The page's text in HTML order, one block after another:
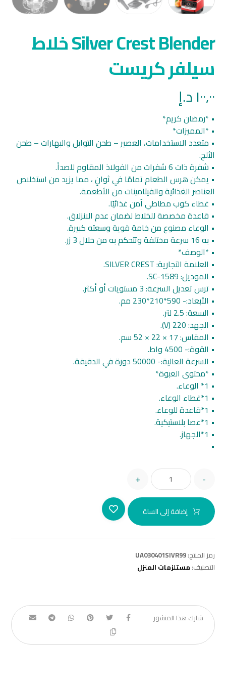
Silver Crest Blender خلاط
سيلفر كريست
١٠٠,٠٠د.إ
• *رمضان كريم*
• *المميزات*
• متعدد الاستخدامات، العصير – طحن التوابل والبهارات – طحن
الثلج.
• شفرة ذات 6 شفرات من الفولاذ المقاوم للصدأ.
• يمكن هرس الطعام تمامًا في ثوانٍ ، مما يزيد من استخلاص
العناصر الغذائية والفيتامينات من الأطعمة.
• غطاء كوب مطاطي آمن غذائيًا.
• قاعدة مخصصة للخلاط لضمان عدم الانزلاق.
• الوعاء مصنوع من خامة قوية وسعته كبيرة.
• به 16 سرعة مختلفة وتتحكم به من خلال 3 زر.
• *الوصف*
• العلامة التجارية: SILVER CREST.
• الموديل: SC-1589.
• ترس تعديل السرعة: 3 مستويات أو أكثر.
• الأبعاد:- 590*210*230 مم.
• السعة: 2.5 لتر.
• الجهد: 220 (V).
• المقاس: 17 × 22 × 52 سم.
• القوة:- 4500 واط.
• السرعة العالية:- 50000 دورة في الدقيقة.
• *محتوى العبوة*
• 1* الوعاء.
• 1*غطاء الوعاء.
• 1*قاعدة للوعاء.
• 1*عصا بلاستيكية.
• 1*الجهاز.
•
-
+
إضافة إلى السلة
رمز المنتج:UA030401SIVR99
التصنيف: مستلزمات المنزل